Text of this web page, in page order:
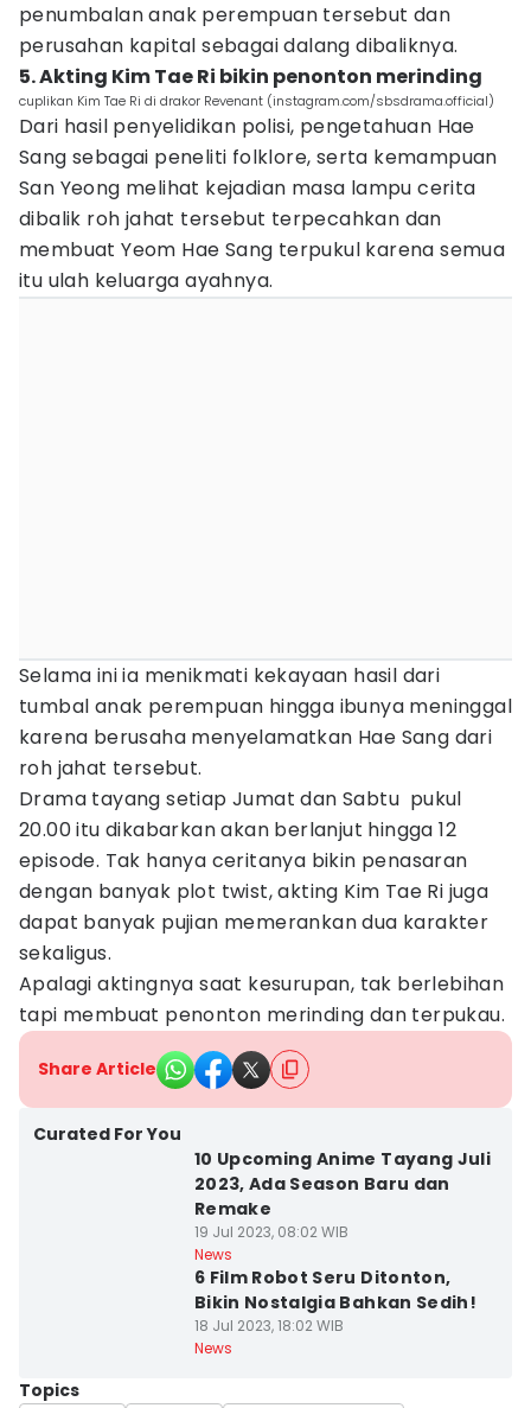
penumbalan anak perempuan tersebut dan
perusahan kapital sebagai dalang dibaliknya.
5. Akting Kim Tae Ri bikin penonton merinding
cuplikan Kim Tae Ri di drakor Revenant (instagram.com/sbsdrama.official)
Dari hasil penyelidikan polisi, pengetahuan Hae
Sang sebagai peneliti folklore, serta kemampuan
San Yeong melihat kejadian masa lampu cerita
dibalik roh jahat tersebut terpecahkan dan
membuat Yeom Hae Sang terpukul karena semua
itu ulah keluarga ayahnya.
Selama ini ia menikmati kekayaan hasil dari
tumbal anak perempuan hingga ibunya meninggal
karena berusaha menyelamatkan Hae Sang dari
roh jahat tersebut.
Drama tayang setiap Jumat dan Sabtu pukul
20.00 itu dikabarkan akan berlanjut hingga 12
episode. Tak hanya ceritanya bikin penasaran
dengan banyak plot twist, akting Kim Tae Ri juga
dapat banyak pujian memerankan dua karakter
sekaligus.
Apalagi aktingnya saat kesurupan, tak berlebihan
tapi membuat penonton merinding dan terpukau.
Share Article
Curated For You
10 Upcoming Anime Tayang Juli
2023, Ada Season Baru dan
Remake
19 Jul 2023, 08:02 WIB
News
6 Film Robot Seru Ditonton,
Bikin Nostalgia Bahkan Sedih!
18 Jul 2023, 18:02 WIB
News
Topics